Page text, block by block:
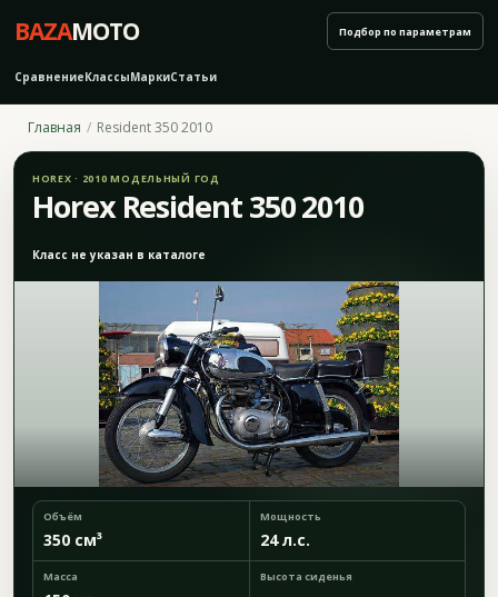
BAZAMOTO
СравнениеКлассыМаркиСтатьи
Подбор по параметрам
Главная Resident 350 2010
HOREX · 2010 МОДЕЛЬНЫЙ ГОД
Horex Resident 350 2010
Класс не указан в каталоге
Объём
350 см³
Мощность
24 л.с.
Масса Высота сиденья